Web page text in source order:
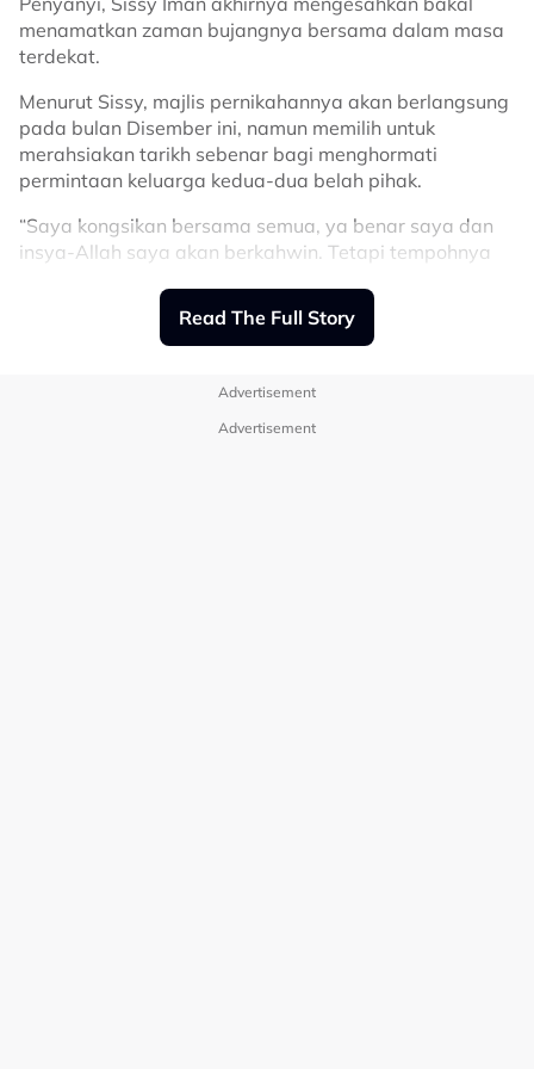
Related Topics
menamatkan zaman bujangnya bersama dalam masa
terdekat.
Menurut Sissy, majlis pernikahannya akan berlangsung
pada bulan Disember ini, namun memilih untuk
merahsiakan tarikh sebenar bagi menghormati
permintaan keluarga kedua-dua belah pihak.
“Saya kongsikan bersama semua, ya benar saya dan
insya-Allah saya akan berkahwin. Tetapi tempohnya
“Maksudnya untuk menghormati kedua keluarga jadi
saya simpan dahulu mengenai perkara itu.
“Saya hanya mohon anda semua doakan yang baik
baik untuk kami,” ujarnya.
Read The Full Story
Advertisement
Advertisement